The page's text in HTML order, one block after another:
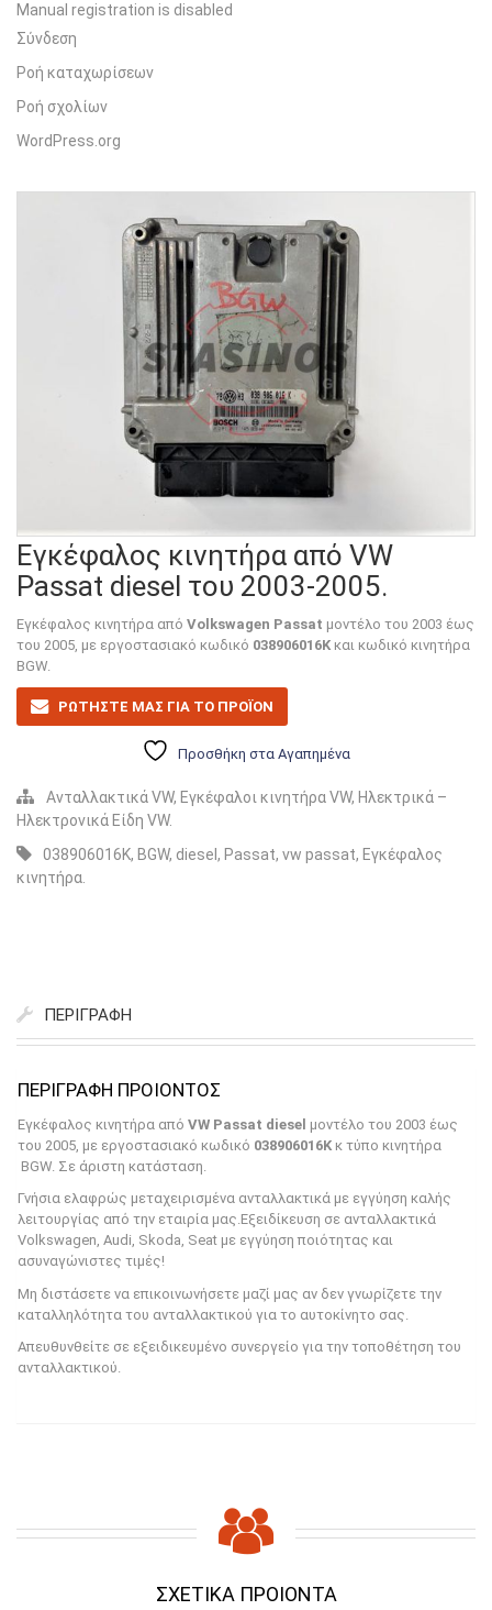
Εγκέφαλος κινητήρα από VW
Passat diesel του 2003-2005.
Εγκέφαλος κινητήρα από Volkswagen Passat μοντέλο του 2003 έως
του 2005, με εργοστασιακό κωδικό 038906016K και κωδικό κινητήρα
BGW.
ΡΩΤΗΣΤΕ ΜΑΣ ΓΙΑ ΤΟ ΠΡΟΪΟΝ
Προσθήκη στα Αγαπημένα
Ανταλλακτικά VW, Εγκέφαλοι κινητήρα VW, Ηλεκτρικά –
Ηλεκτρονικά Είδη VW.
038906016K, BGW, diesel , Passat, vw passat, Εγκέφαλος
κινητήρα
ΠΕΡΙΓΡΑΦΉ
Εγκέφαλος κινητήρα από VW Passat diesel μοντέλο του 2003 έως
του 2005, με εργοστασιακό κωδικό 038906016K κ τύπο κινητήρα
BGW. Σε άριστη κατάσταση.
Γνήσια ελαφρώς μεταχειρισμένα ανταλλακτικά με εγγύηση καλής
λειτουργίας από την εταιρία μας.Εξειδίκευση σε ανταλλακτικά
Volkswagen, Audi, Skoda, Seat με εγγύηση ποιότητας και
ασυναγώνιστες τιμές!
Μη διστάσετε να επικοινωνήσετε μαζί μας αν δεν γνωρίζετε την
καταλληλότητα του ανταλλακτικού για το αυτοκίνητο σας.
Απευθυνθείτε σε εξειδικευμένο συνεργείο για την τοποθέτηση του
ανταλλακτικού.
Manual registration is disabled
Σύνδεση
Ροή καταχωρίσεων
Ροή σχολίων
WordPress.org